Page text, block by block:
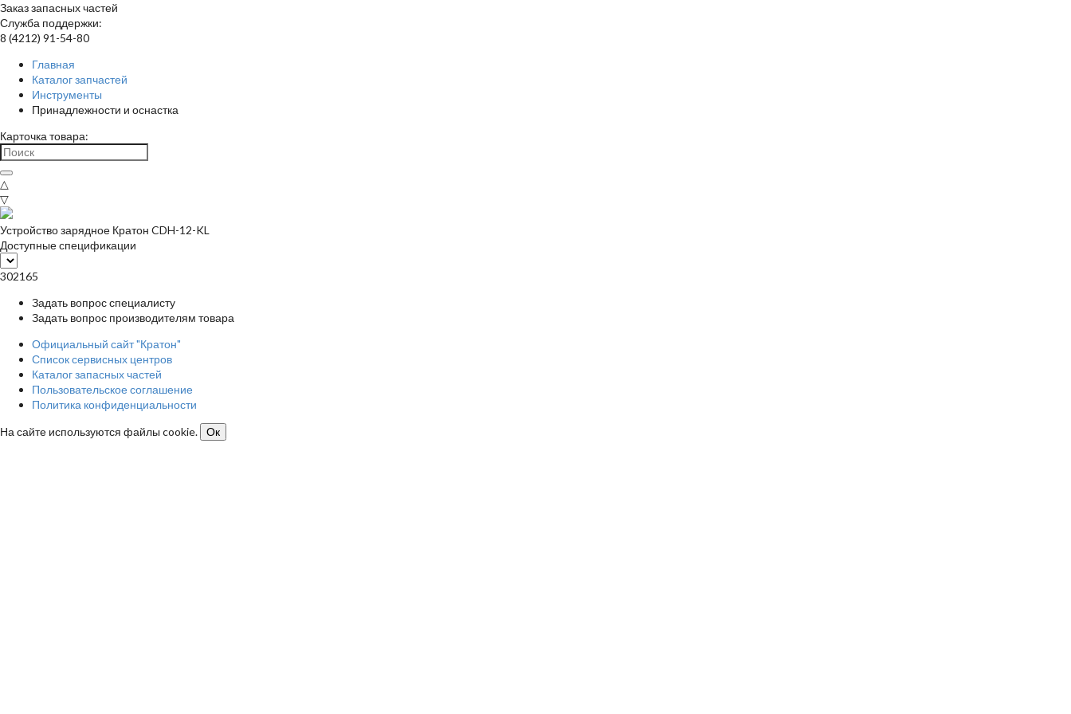
Заказ запасных частей
Служба поддержки:
8 (4212) 91-54-80
Главная
Каталог запчастей
Инструменты
Принадлежности и оснастка
Карточка товара:
△
▽
Устройство зарядное Кратон CDH-12-KL
Доступные спецификации
302165
Задать вопрос специалисту
Задать вопрос производителям товара
Официальный сайт "Кратон"
Список сервисных центров
Каталог запасных частей
Пользовательское соглашение
Политика конфиденциальности
На сайте используются файлы cookie.
Ок